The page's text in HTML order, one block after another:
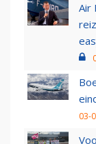
Air
03-